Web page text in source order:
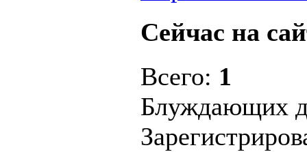
Сейчас на
Всего: 1
Блуждающих